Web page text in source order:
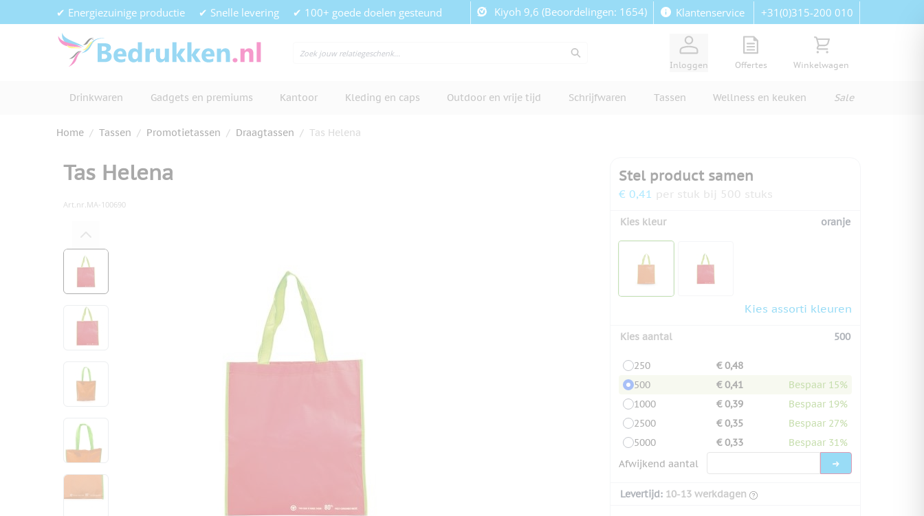
Ga naar de inhoud✔ Energiezuinige productie ✔ Snelle levering ✔ 100+ goede doelen gesteund Kiyoh 9,6 (Beoordelingen: 1654) Klantenservice +31(0)315-200 010
Inloggen
View quote, Quote is empty
Offertes
Bekijk winkelwagen,
Winkelwagen
Drinkwaren Gadgets en premiums Kantoor Kleding en caps Outdoor en vrije tijd Schrijfwaren Tassen Wellness en keuken Sale
Home / Tassen / Promotietassen / Draagtassen / Tas Helena
Tas Helena
Art.nr.MA-100690
View larger image
View larger image
View larger image
View larger image
Stel product samen
€ 0,41 per stuk bij 500 stuks
Kies kleur oranje
Kies assorti kleuren
Kies aantal 500
250
€ 0,48
500
€ 0,41
Bespaar 15%
1000
€ 0,39
Bespaar 19%
2500
€ 0,35
Bespaar 27%
5000
€ 0,33
Bespaar 31%
Afwijkend aantal
Levertijd: 10-13 werkdagen